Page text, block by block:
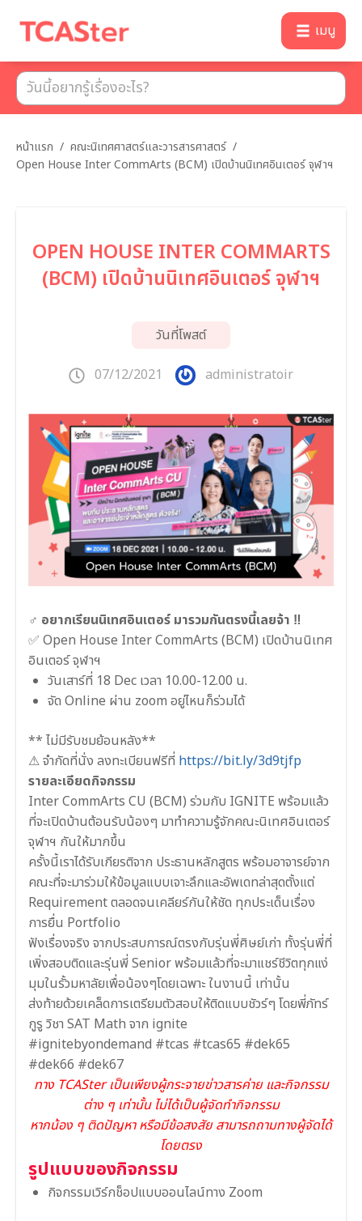
เมนู
หน้าแรก / คณะนิเทศศาสตร์และวารสารศาสตร์ /
Open House Inter CommArts (BCM) เปิดบ้านนิเทศอินเตอร์ จุฬาฯ
OPEN HOUSE INTER COMMARTS
(BCM) เปิดบ้านนิเทศอินเตอร์ จุฬาฯ
วันที่โพสต์
07/12/2021 administratoir
‍♂️ อยากเรียนนิเทศอินเตอร์ มารวมกันตรงนี้เลยจ้า ‼
✅ Open House Inter CommArts (BCM) เปิดบ้านนิเทศ
อินเตอร์ จุฬาฯ
วันเสาร์ที่ 18 Dec เวลา 10.00-12.00 น.
จัด Online ผ่าน zoom อยู่ไหนก็ร่วมได้
** ไม่มีรับชมย้อนหลัง**
⚠ จำกัดที่นั่ง ลงทะเบียนฟรีที่ https://bit.ly/3d9tjfp
รายละเอียดกิจกรรม
Inter CommArts CU (BCM) ร่วมกับ IGNITE พร้อมแล้ว
ที่จะเปิดบ้านต้อนรับน้องๆ มาทำความรู้จักคณะนิเทศอินเตอร์
จุฬาฯ กันให้มากขึ้น
ครั้งนี้เราได้รับเกียรติจาก ประธานหลักสูตร พร้อมอาจารย์จาก
คณะที่จะมาร่วมให้ข้อมูลแบบเจาะลึกและอัพเดทล่าสุดตั้งแต่
Requirement ตลอดจนเคลียร์กันให้ชัด ทุกประเด็นเรื่อง
การยื่น Portfolio
ฟังเรื่องจริง จากประสบการณ์ตรงกับรุ่นพี่ศิษย์เก่า ทั้งรุ่นพี่ที่
เพิ่งสอบติดและรุ่นพี่ Senior พร้อมแล้วที่จะมาแชร์ชีวิตทุกแง่
มุมในรั้วมหาลัยเพื่อน้องๆโดยเฉพาะ ในงานนี้ เท่านั้น
ส่งท้ายด้วยเคล็ดการเตรียมตัวสอบให้ติดแบบชัวร์ๆ โดยพี่ภัทร์
กูรู วิชา SAT Math จาก ignite
#ignitebyondemand #tcas #tcas65 #dek65
#dek66 #dek67
ทาง TCASter เป็นเพียงผู้กระจายข่าวสารค่าย และกิจกรรม
ต่าง ๆ เท่านั้น ไม่ได้เป็นผู้จัดทำกิจกรรม
หากน้อง ๆ ติดปัญหา หรือมีข้อสงสัย สามารถถามทางผู้จัดได้
โดยตรง
รูปแบบของกิจกรรม
กิจกรรมเวิร์กช็อปแบบออนไลน์ทาง Zoom